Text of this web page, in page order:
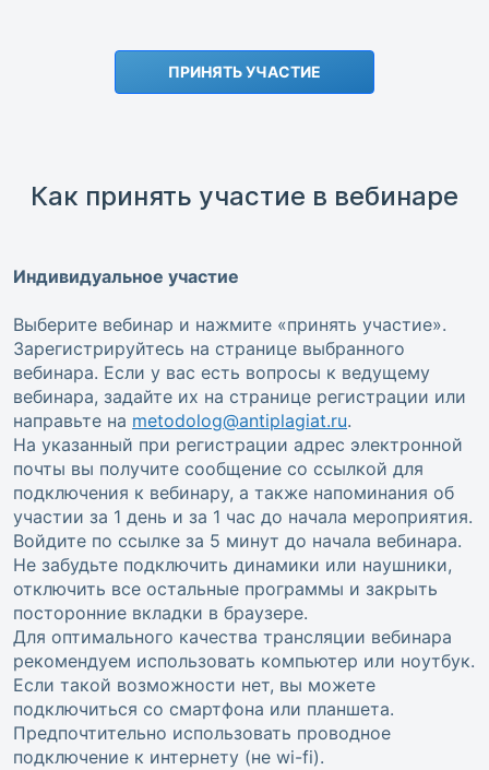
ПРИНЯТЬ УЧАСТИЕ
Как принять участие в вебинаре
Индивидуальное участие
Выберите вебинар и нажмите «принять участие».
Зарегистрируйтесь на странице выбранного
вебинара. Если у вас есть вопросы к ведущему
вебинара, задайте их на странице регистрации или
направьте на metodolog@antiplagiat.ru.
На указанный при регистрации адрес электронной
почты вы получите сообщение со ссылкой для
подключения к вебинару, а также напоминания об
участии за 1 день и за 1 час до начала мероприятия.
Войдите по ссылке за 5 минут до начала вебинара.
Не забудьте подключить динамики или наушники,
отключить все остальные программы и закрыть
посторонние вкладки в браузере.
Для оптимального качества трансляции вебинара
рекомендуем использовать компьютер или ноутбук.
Если такой возможности нет, вы можете
подключиться со смартфона или планшета.
Предпочтительно использовать проводное
подключение к интернету (не wi-fi).